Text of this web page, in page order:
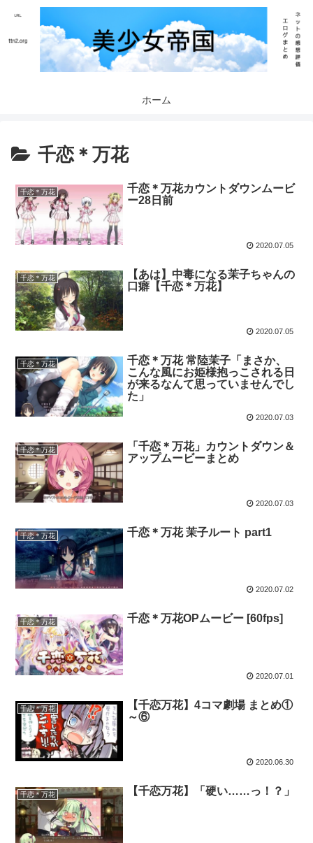
ホーム
千恋＊万花
千恋＊万花
千恋＊万花カウントダウンムービ
ー28日前
2020.07.05
千恋＊万花
【あは】中毒になる茉子ちゃんの
口癖【千恋＊万花】
2020.07.05
千恋＊万花
千恋＊万花 常陸茉子「まさか、
こんな風にお姫様抱っこされる日
が来るなんて思っていませんでし
た」
2020.07.03
千恋＊万花
「千恋＊万花」カウントダウン＆
アップムービーまとめ
2020.07.03
千恋＊万花 千恋＊万花 茉子ルート part1
2020.07.02
千恋＊万花 千恋＊万花OPムービー [60fps]
2020.07.01
千恋＊万花
【千恋万花】4コマ劇場 まとめ①
～⑥
2020.06.30
千恋＊万花 【千恋万花】「硬い……っ！？」